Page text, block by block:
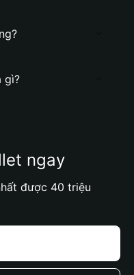
gì?
ngay
được 40 triệu